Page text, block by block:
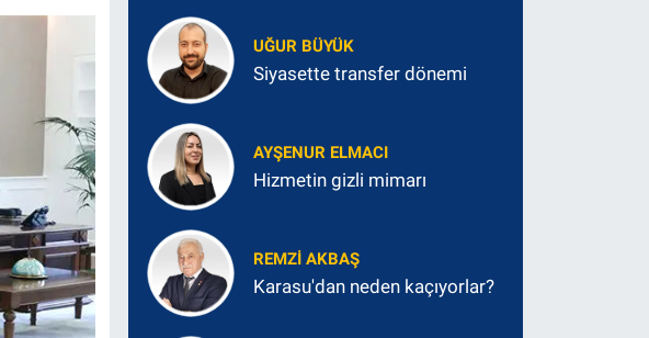
UĞUR BÜYÜK
Siyasette transfer dönemi
AYŞENUR ELMACI
Hizmetin gizli mimarı
REMZI AKBAŞ
Karasu'dan neden kaçıyorlar?